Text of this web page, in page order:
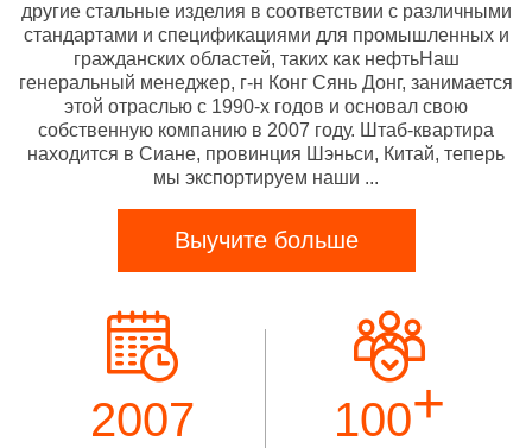
другие стальные изделия в соответствии с различными
стандартами и спецификациями для промышленных и
гражданских областей, таких как нефтьНаш
генеральный менеджер, г-н Конг Сянь Донг, занимается
этой отраслью с 1990-х годов и основал свою
собственную компанию в 2007 году. Штаб-квартира
находится в Сиане, провинция Шэньси, Китай, теперь
мы экспортируем наши ...
Выучите больше
2007 100+